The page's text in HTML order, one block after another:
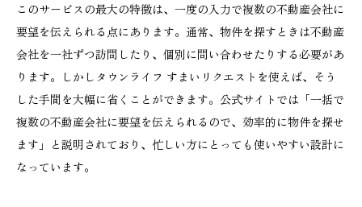
このサービスの最大の特徴は、一度の入力で複数の不動産会社に
要望を伝えられる点にあります。通常、物件を探すときは不動産
会社を一社ずつ訪問したり、個別に問い合わせたりする必要があ
ります。しかしタウンライフ すまいリクエストを使えば、そう
した手間を大幅に省くことができます。公式サイトでは「一括で
複数の不動産会社に要望を伝えられるので、効率的に物件を探せ
ます」と説明されており、忙しい方にとっても使いやすい設計に
なっています。